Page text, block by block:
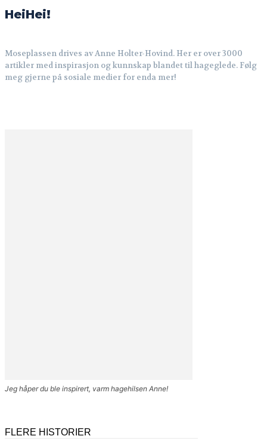
HeiHei!
Moseplassen drives av Anne Holter-Hovind. Her er over 3000
artikler med inspirasjon og kunnskap blandet til hageglede. Følg
meg gjerne på sosiale medier for enda mer!
Jeg håper du ble inspirert, varm hagehilsen Anne!
FLERE HISTORIER